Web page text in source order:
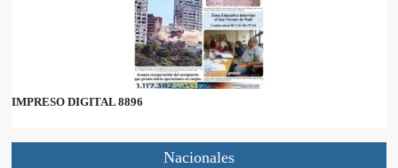
IMPRESO DIGITAL 8896
Nacionales